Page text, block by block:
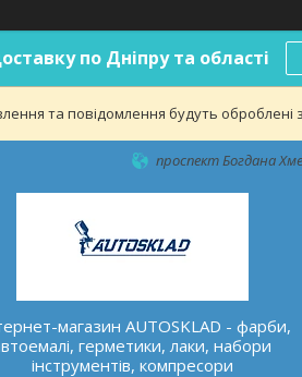
по Дніпру та області
та повідомлення будуть оброблені
проспект Богдана
магазин AUTOSKLAD - фарби,
герметики, лаки, набори
інструментів, компресори